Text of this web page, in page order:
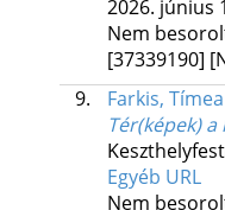
2026. június
Nem
[37339190]
9.
Farkis, Tímea
Tér(képek)
Egyéb URL
Nem